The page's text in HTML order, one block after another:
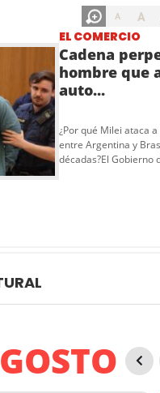
A A
EL COMERCIO
Cadena
hombre que
auto...
¿Por qué Milei ataca
entre Argentina y
décadas?El Gobierno